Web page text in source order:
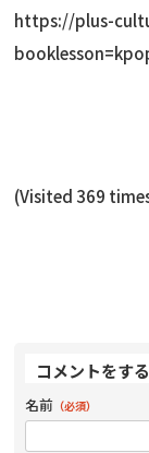
https://plus-
(Visited 369
コメントをする
名前 （必須）